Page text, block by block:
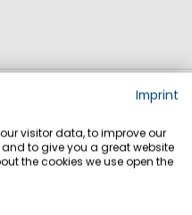
Imprint
visitor data, to improve our
to give you a great website
the cookies we use open the